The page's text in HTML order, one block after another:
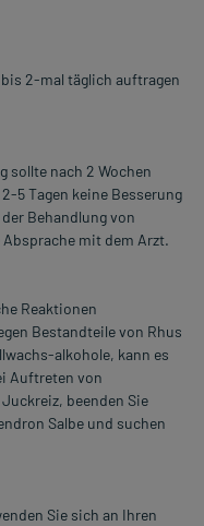
2-mal täglich auftragen
sollte nach 2 Wochen
5 Tagen keine Besserung
Behandlung von
mit dem Arzt.
Reaktionen
Bestandteile von Rhus
alkohole, kann es
Auftreten von
beenden Sie
Salbe und suchen
Sie sich an Ihren